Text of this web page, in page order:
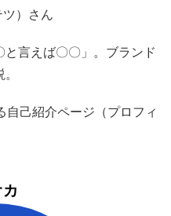
）さん
言えば〇〇」。ブランド
自己紹介ページ（プロフィ